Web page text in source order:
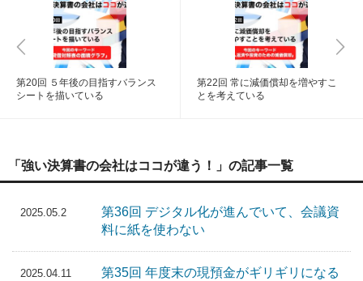
第20回 ５年後の目指すバランス
シートを描いている
第22回 常に減価償却を増やすこ
とを考えている
「強い決算書の会社はココが違う！」の記事一覧
2025.05.2
第36回 デジタル化が進んでいて、会議資
料に紙を使わない
2025.04.11
第35回 年度末の現預金がギリギリになる